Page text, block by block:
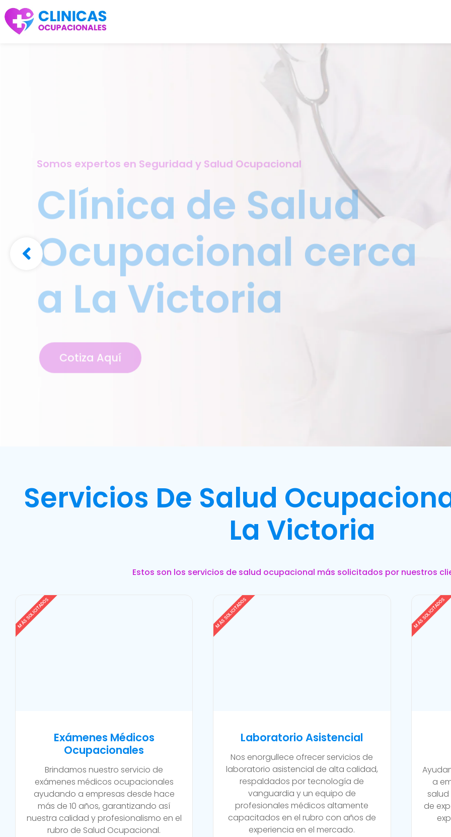
Clínica de Salud
Ocupacional cerca
a La Victoria
Cotiza Aquí
Servicios De Salud
La Victoria
Estos son los servicios de salud ocupacional más solicitados por nuestros
Exámenes Médicos
Ocupacionales
Brindamos nuestro servicio de
exámenes médicos ocupacionales
ayudando a empresas desde hace
más de 10 años, garantizando así
nuestra calidad y profesionalismo en el
rubro de Salud Ocupacional.
MÁS SOLICITADOS
Laboratorio Asistencial
Nos enorgullece ofrecer servicios de
laboratorio asistencial de alta calidad,
respaldados por tecnología de
vanguardia y un equipo de
profesionales médicos altamente
capacitados en el rubro con años de
experiencia en el mercado.
MÁS SOLICITADOS
a
de
MÁS SOLICITADOS